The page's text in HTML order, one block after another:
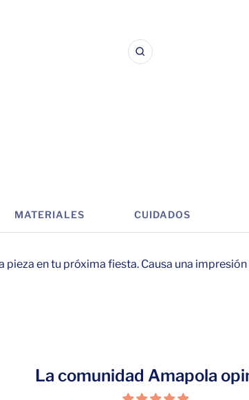
Zoom
MATERIALES CUIDADOS
pieza en tu próxima fiesta. Causa una impresión
La comunidad Amapola